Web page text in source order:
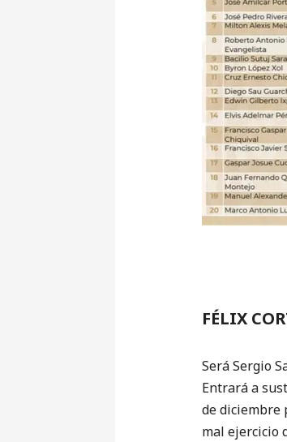
FÉLIX
Será Sergio
Entrará a
de diciembre
mal ejercicio